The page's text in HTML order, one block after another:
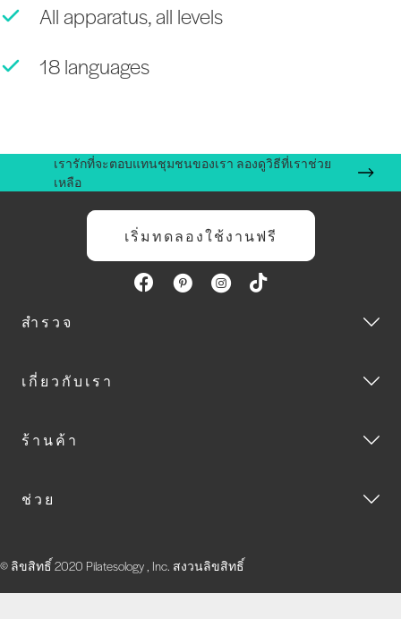
All apparatus, all levels
18 languages
เรารักที่จะตอบแทนชุมชนของเรา ลองดูวิธีที่เราช่วย
เหลือ
เริ่มทดลองใช้งานฟรี
สำรวจ
เกี่ยวกับเรา
ร้านค้า
ช่วย
© ลิขสิทธิ์ 2020 Pilatesology , Inc. สงวนลิขสิทธิ์